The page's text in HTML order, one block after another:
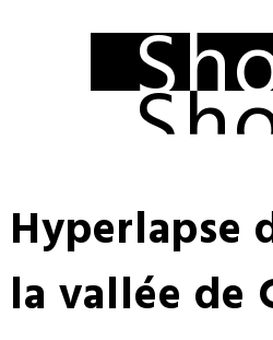
Hyperlapse
la vallée de